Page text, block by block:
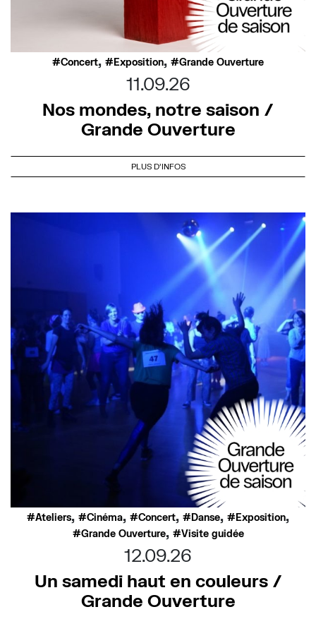
Concert, Exposition, Grande Ouverture
11.09.26
Nos mondes, notre saison /
Grande Ouverture
PLUS D'INFOS
Ateliers, Cinéma, Concert, Danse, Exposition,
Grande Ouverture, Visite guidée
12.09.26
Un samedi haut en couleurs /
Grande Ouverture